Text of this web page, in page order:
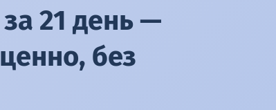
21 день —
без